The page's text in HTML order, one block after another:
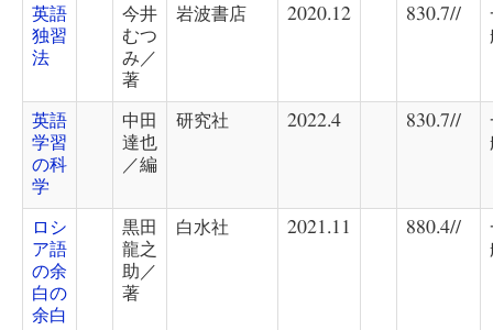
英語
独習
法
今井
むつ
み／
著
岩波書店 2020.12 830.7//
英語
学習
の科
学
中田
達也
／編
研究社 2022.4 830.7//
ロシ
ア語
の余
白の
余白
黒田
龍之
助／
著
白水社 2021.11 880.4//